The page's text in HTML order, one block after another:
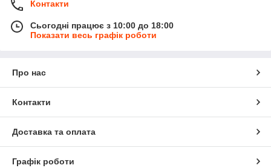
Контакти
Сьогодні працює з 10:00 до 18:00
Показати весь графік роботи
Про нас
Контакти
Доставка та оплата
Графік роботи